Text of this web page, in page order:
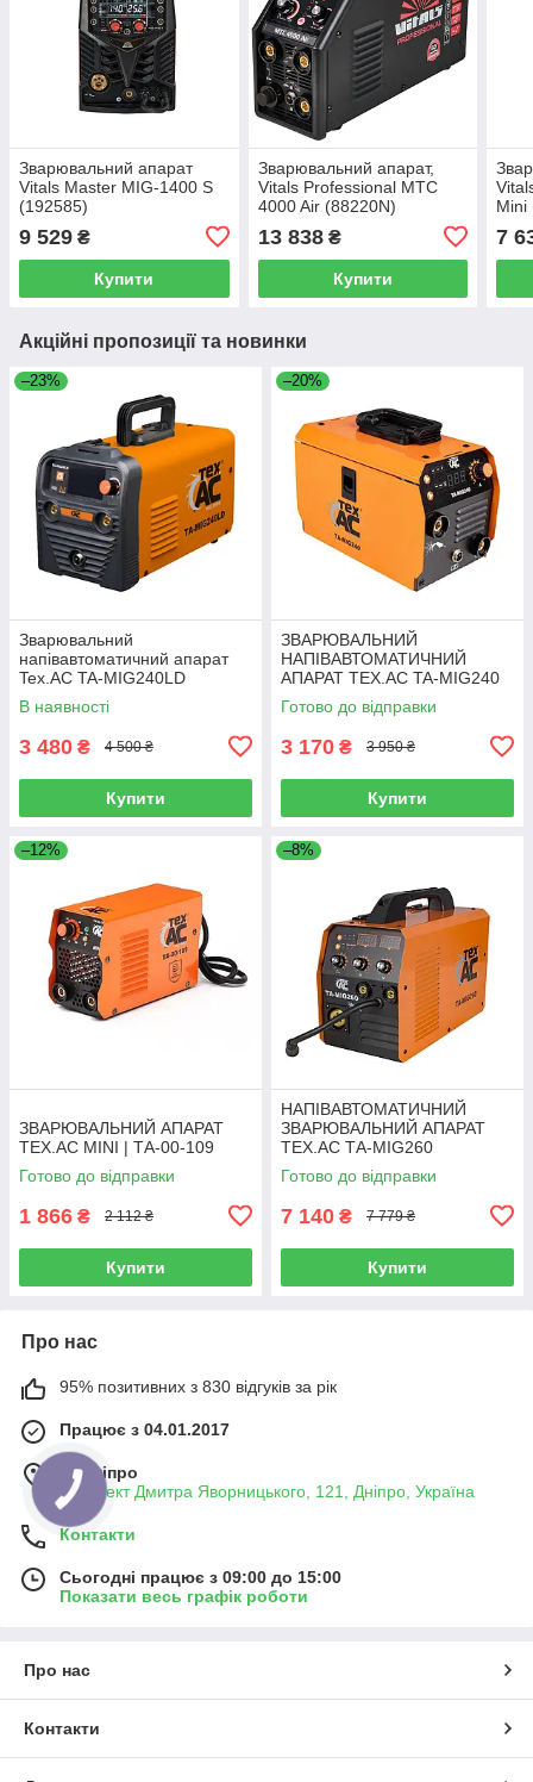
Зварювальний апарат
Vitals Master MIG-1400 S
(192585)
9 529 ₴
Купити
Зварювальний апарат,
Vitals Professional MTC
4000 Air (88220N)
13 838₴
Купити
Mini
7
Акційні пропозиції та новинки
–23%
Зварювальний
напівавтоматичний апарат
Tex.AC TA-MIG240LD
В наявності
3 480 ₴ 4 500 ₴
Купити
–20%
ЗВАРЮВАЛЬНИЙ
НАПІВАВТОМАТИЧНИЙ
АПАРАТ TEX.AC TA-MIG240
Готово до відправки
3 170 ₴ 3 950 ₴
Купити
–12%
ЗВАРЮВАЛЬНИЙ АПАРАТ
TEX.AC MINI | ТА-00-109
Готово до відправки
1 866 ₴ 2 112 ₴
Купити
–8%
НАПІВАВТОМАТИЧНИЙ
ЗВАРЮВАЛЬНИЙ АПАРАТ
TEX.AC ТА-MIG260
Готово до відправки
7 140 ₴ 7 779 ₴
Купити
Про нас
95% позитивних з 830 відгуків за рік
Працює з 04.01.2017
м. Дніпро
проспект Дмитра Яворницького, 121, Дніпро, Україна
Контакти
Сьогодні працює з 09:00 до 15:00
Показати весь графік роботи
Про нас
Контакти